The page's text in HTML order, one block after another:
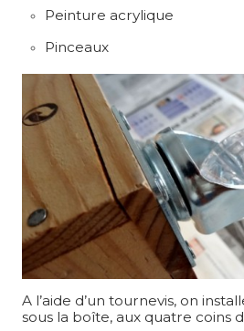
Peinture acrylique
Pinceaux
A l’aide d’un tournevis, on
sous la boîte, aux quatre coins